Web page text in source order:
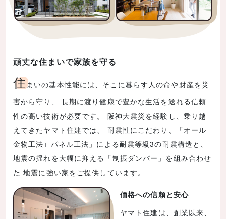
頑丈な住まいで家族を守る
住まいの基本性能には、そこに暮らす人の命や財産を災
害から守り、 長期に渡り健康で豊かな生活を送れる信頼
性の高い技術が必要です。 阪神大震災を経験し、乗り越
えてきたヤマト住建では、 耐震性にこだわり、「オール
金物工法+ パネル工法」による耐震等級3の耐震構造と、
地震の揺れを大幅に抑える「制振ダンパー」を組み合わせ
た 地震に強い家をご提供しています。
価格への信頼と安心
ヤマト住建は、創業以来、